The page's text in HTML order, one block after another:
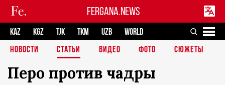
FERGANA.NEWS
KAZ KGZ TJK TKM UZB
WORLD
НОВОСТИ
СТАТЬИ ВИДЕО ФОТО СЮЖЕТЫ
Перо против чадры